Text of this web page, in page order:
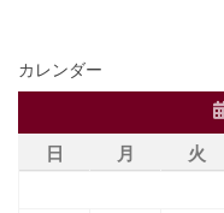
カレンダー
日
月 火